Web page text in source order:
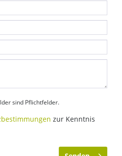
sind Pflichtfelder.
zur Kenntnis